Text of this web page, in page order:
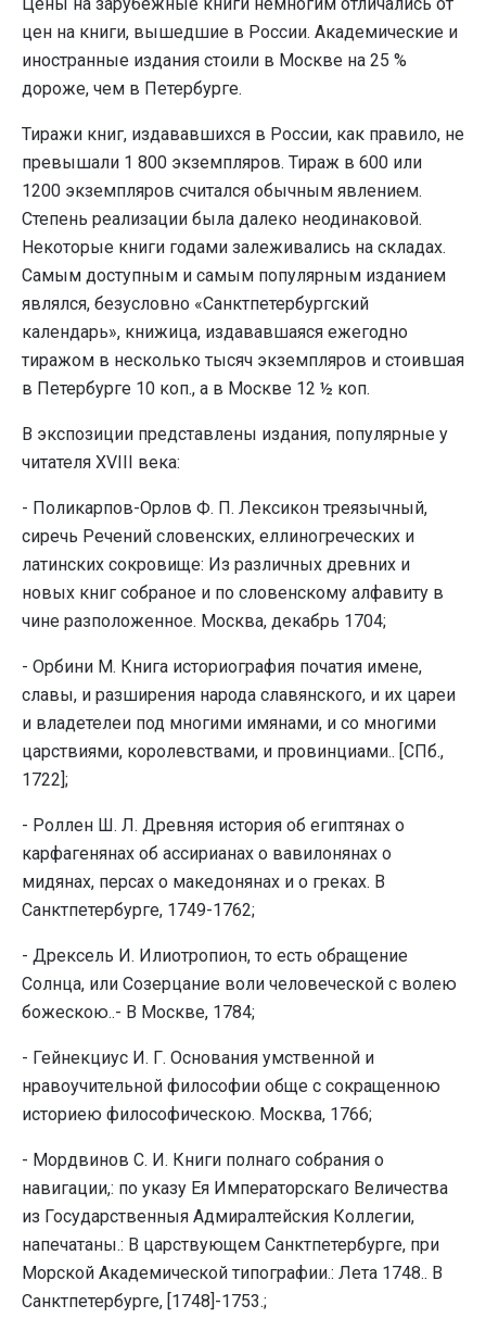
Цены на зарубежные книги немногим отличались от
цен на книги, вышедшие в России. Академические и
иностранные издания стоили в Москве на 25 %
дороже, чем в Петербурге.
Тиражи книг, издававшихся в России, как правило, не
превышали 1 800 экземпляров. Тираж в 600 или
1200 экземпляров считался обычным явлением.
Степень реализации была далеко неодинаковой.
Некоторые книги годами залеживались на складах.
Самым доступным и самым популярным изданием
являлся, безусловно «Санктпетербургский
календарь», книжица, издававшаяся ежегодно
тиражом в несколько тысяч экземпляров и стоившая
в Петербурге 10 коп., а в Москве 12 ½ коп.
В экспозиции представлены издания, популярные у
читателя XVIII века:
- Поликарпов-Орлов Ф. П. Лексикон треязычный,
сиречь Речений словенских, еллиногреческих и
латинских сокровище: Из различных древних и
новых книг собраное и по словенскому алфавиту в
чине разположенное. Москва, декабрь 1704;
- Орбини М. Книга историография початия имене,
славы, и разширения народа славянского, и их цареи
и владетелеи под многими имянами, и со многими
царствиями, королевствами, и провинциами.. [СПб.,
1722];
- Роллен Ш. Л. Древняя история об египтянах о
карфагенянах об ассирианах о вавилонянах о
мидянах, персах о македонянах и о греках. В
Санктпетербурге, 1749-1762;
- Дрексель И. Илиотропион, то есть обращение
Солнца, или Созерцание воли человеческой с волею
божескою..- В Москве, 1784;
- Гейнекциус И. Г. Основания умственной и
нравоучительной философии обще с сокращенною
историею философическою. Москва, 1766;
- Мордвинов С. И. Книги полнаго собрания о
навигации,: по указу Ея Императорскаго Величества
из Государственныя Адмиралтейския Коллегии,
напечатаны.: В царствующем Санктпетербурге, при
Морской Академической типографии.: Лета 1748.. В
Санктпетербурге, [1748]-1753.;